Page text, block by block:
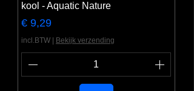
kool - Aquatic Nature
Prijs
€ 9,29
incl.BTW Bekijk verzending